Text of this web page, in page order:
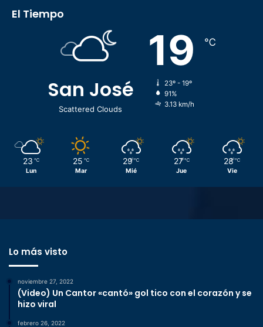
El Tiempo
San José
Scattered Clouds
19 ℃
23º - 19º
91%
3.13 km/h
23 ℃
Lun
25 ℃
Mar
29 ℃
Mié
27 ℃
Jue
28 ℃
Vie
Lo más visto
noviembre 27, 2022
(Video) Un Cantor «cantó» gol tico con el corazón y se
hizo viral
febrero 26, 2022